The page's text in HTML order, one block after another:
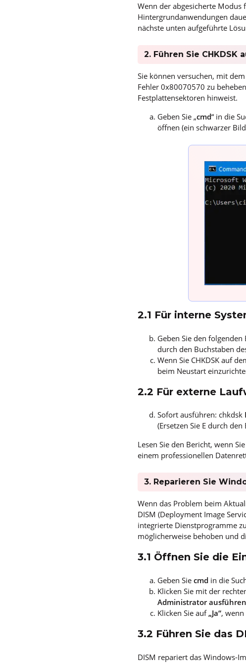
Wenn der abgesicherte
Hintergrundanwendungen
nächste unten aufgeführte
2. Führen Sie
Sie können versuchen, mit
Fehler 0x80070570 zu
Festplattensektoren hinweist.
Geben Sie „cmd“ in die
öffnen (ein schwarzer
2.1 Für interne
Geben Sie den
durch den Buchstaben
Wenn Sie CHKDSK auf
beim Neustart
2.2 Für externe
Sofort ausführen: chkdsk
(Ersetzen Sie E durch
Lesen Sie den Bericht, wenn
einem professionellen
3. Reparieren Sie
Wenn das Problem beim
DISM (Deployment Image
integrierte Dienstprogramme
möglicherweise behoben und
3.1 Öffnen Sie die
Geben Sie cmd in die
Klicken Sie mit der
Administrator
Klicken Sie auf „Ja“,
3.2 Führen Sie das
DISM repariert das Windows-